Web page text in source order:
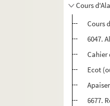
Cours
Cours
6047.
Cahier
Ecot
6677.